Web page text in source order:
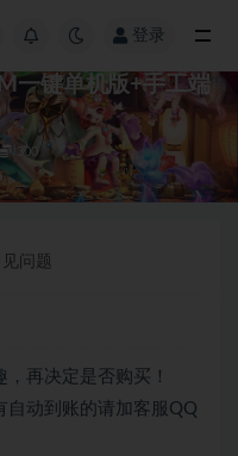
登录
一键单机版+手工端
300
问题
再决定是否购买！
自动到账的请加客服QQ